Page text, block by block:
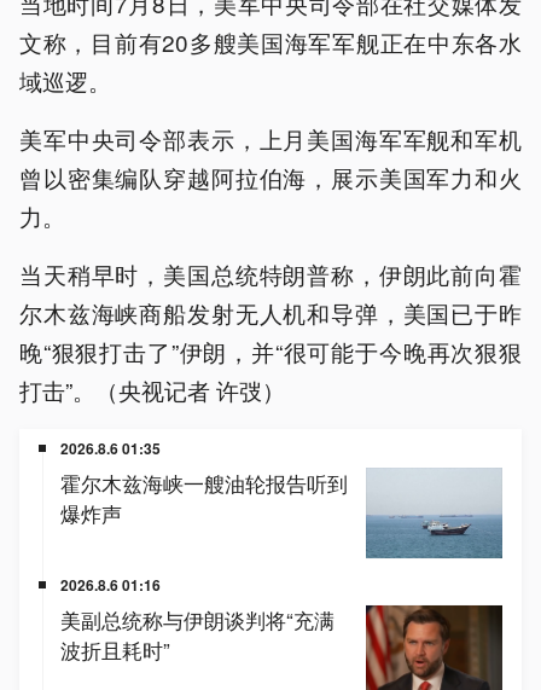
文称，目前有20多艘美国海军军舰正在中东各水
域巡逻。
美军中央司令部表示，上月美国海军军舰和军机
曾以密集编队穿越阿拉伯海，展示美国军力和火
力。
当天稍早时，美国总统特朗普称，伊朗此前向霍
尔木兹海峡商船发射无人机和导弹，美国已于昨
晚“狠狠打击了”伊朗，并“很可能于今晚再次狠狠
打击”。（央视记者 许弢）